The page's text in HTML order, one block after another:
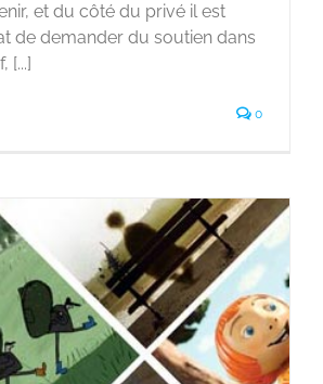
et du côté du privé il est
de demander du soutien dans
[...]
0